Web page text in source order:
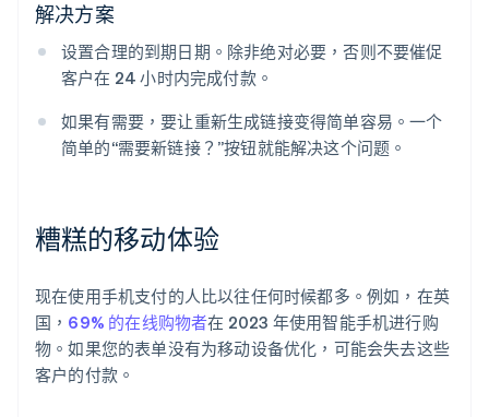
解决方案
设置合理的到期日期。除非绝对必要，否则不要催促
客户在 24 小时内完成付款。
如果有需要，要让重新生成链接变得简单容易。一个
简单的“需要新链接？”按钮就能解决这个问题。
糟糕的移动体验
现在使用手机支付的人比以往任何时候都多。例如，在英
国， 69% 的在线购物者在 2023 年使用智能手机进行购
物。如果您的表单没有为移动设备优化，可能会失去这些
客户的付款。